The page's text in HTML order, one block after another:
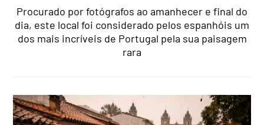
Procurado por fotógrafos ao amanhecer e final do
dia, este local foi considerado pelos espanhóis um
dos mais incríveis de Portugal pela sua paisagem
rara